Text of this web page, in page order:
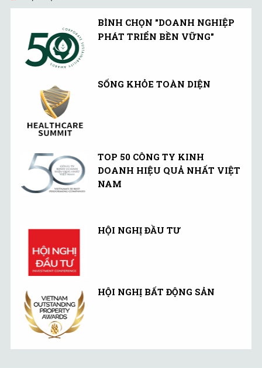
BÌNH CHỌN "DOANH NGHIỆP
PHÁT TRIỂN BỀN VỮNG"
SỐNG KHỎE TOÀN DIỆN
TOP 50 CÔNG TY KINH
DOANH HIỆU QUẢ NHẤT VIỆT
NAM
HỘI NGHỊ ĐẦU TƯ
HỘI NGHỊ BẤT ĐỘNG SẢN